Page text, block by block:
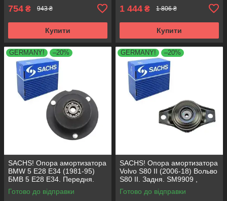
754 ₴ 943 ₴
Купити
1 444 ₴ 1 806 ₴
Купити
GERMANY! –20%
SACHS! Опора амортизатора
BMW 5 E28 E34 (1981-95)
БМВ 5 Е28 Е34. Передня.
SM1000 , 803151 , KB650.00 ,
VKDC35801
Готово до відправки
GERMANY! –20%
SACHS! Опора амортизатора
Volvo S80 II (2006-18) Вольво
S80 II. Задня. SM9909 ,
802416 , KB952.10 ,
VKDA40436
Готово до відправки